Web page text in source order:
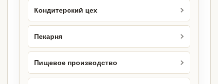
Кондитерский цех
Пекарня
Пищевое производство